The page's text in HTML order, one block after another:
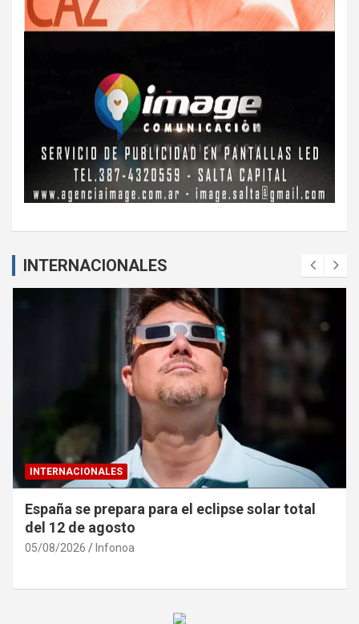
INTERNACIONALES
INTERNACIONALES
España se prepara para el eclipse solar total
del 12 de agosto
05/08/2026 Infonoa